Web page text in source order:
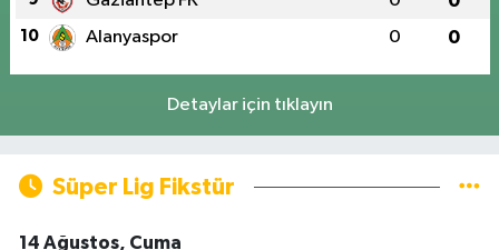
10 Alanyaspor 0 0
Detaylar için tıklayın
Süper Lig Fikstür
14 Ağustos, Cuma